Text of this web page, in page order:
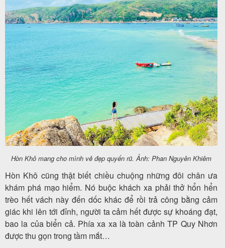
Hòn Khô mang cho mình vẻ đẹp quyến rũ. Ảnh: Phan Nguyên Khiêm
Hòn Khô cũng thật biết chiều chuộng những đôi chân ưa
khám phá mạo hiểm. Nó buộc khách xa phải thở hổn hển
trèo hết vách này đến dốc khác để rồi trả công bằng cảm
giác khi lên tới đỉnh, người ta cảm hết được sự khoáng đạt,
bao la của biển cả. Phía xa xa là toàn cảnh TP Quy Nhơn
được thu gọn trong tầm mắt…